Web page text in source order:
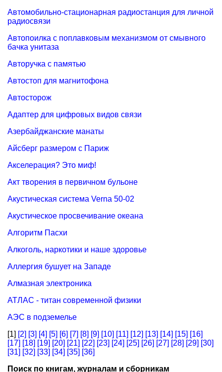
Автомобильно-стационарная радиостанция для личной
радиосвязи
Автопоилка с поплавковым механизмом от смывного
бачка унитаза
Авторучка с памятью
Автостоп для магнитофона
Автосторож
Адаптер для цифровых видов связи
Азербайджанские манаты
Айсберг размером с Париж
Акселерация? Это миф!
Акт творения в первичном бульоне
Акустическая система Verna 50-02
Акустическое просвечивание океана
Алгоритм Пасхи
Алкоголь, наркотики и наше здоровье
Аллергия бушует на Западе
Алмазная электроника
АТЛАС - титан современной физики
АЭС в подземелье
[1] [2] [3] [4] [5] [6] [7] [8] [9] [10] [11] [12] [13] [14] [15] [16]
[17] [18] [19] [20] [21] [22] [23] [24] [25] [26] [27] [28] [29] [30]
[31] [32] [33] [34] [35] [36]
Поиск по книгам, журналам и сборникам